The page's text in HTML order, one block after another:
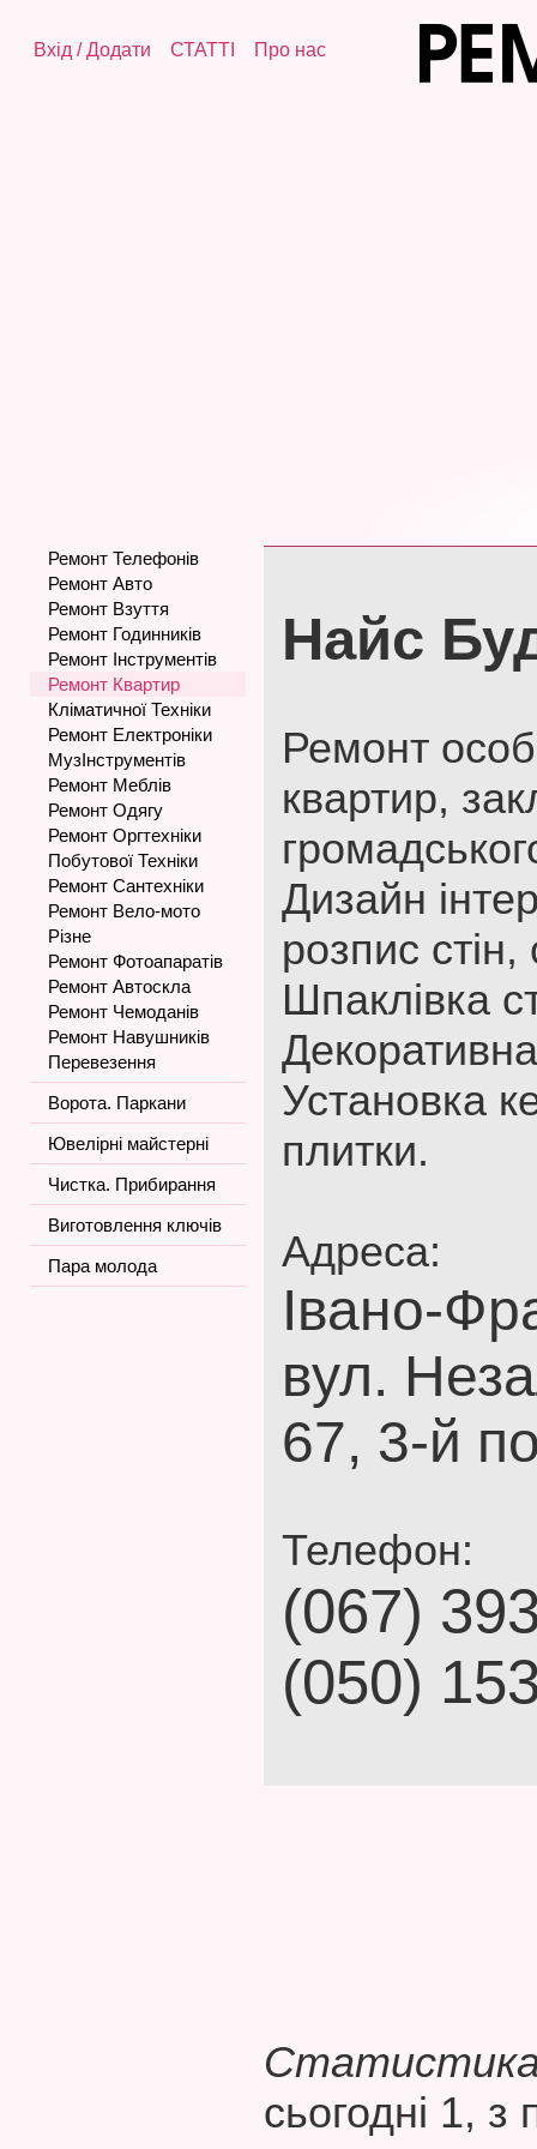
Вхід /Додати СТАТТІ Про нас
Ремонт Телефонів
Ремонт Авто
Ремонт Взуття
Ремонт Годинників
Ремонт Інструментів
Ремонт Квартир
Кліматичної Техніки
Ремонт Електроніки
МузІнструментів
Ремонт Меблів
Ремонт Одягу
Ремонт Оргтехніки
Побутової Техніки
Ремонт Сантехніки
Ремонт Вело-мото
Різне
Ремонт Фотоапаратів
Ремонт Автоскла
Ремонт Чемоданів
Ремонт Навушників
Перевезення
Ворота. Паркани
Ювелірні майстерні
Чистка. Прибирання
Виготовлення ключів
Пара молода
Найс
Ремонт
квартир,
Дизайн
розпис стін,
Шпаклівка
Установка
плитки.
Адреса:
Івано-
вул.
67, 3-й
Телефон:
(067)
(050)
Статистика
сьогодні 1, з